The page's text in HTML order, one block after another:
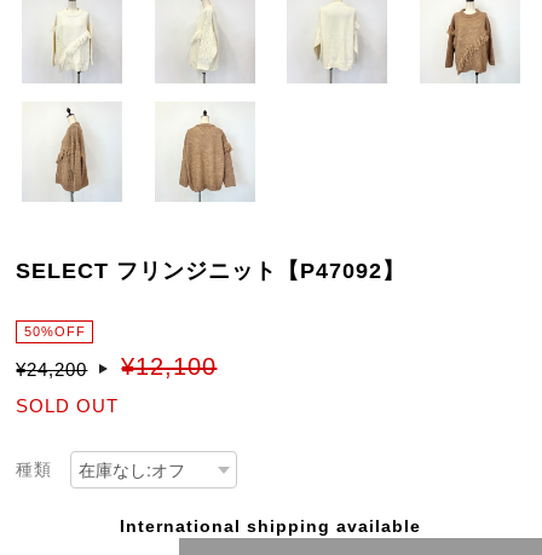
SELECT フリンジニット【P47092】
50%OFF
¥24,200 ¥12,100
SOLD OUT
種類
International shipping available